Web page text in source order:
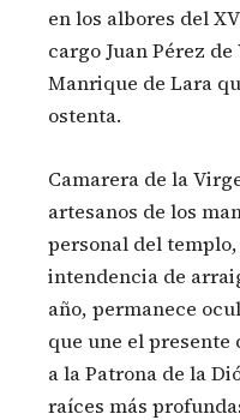
en los albores del
cargo Juan Pérez
Manrique de Lara
ostenta.
Camarera de la
artesanos de los
personal del
intendencia de
año, permanece
que une el presente
a la Patrona de la
raíces más